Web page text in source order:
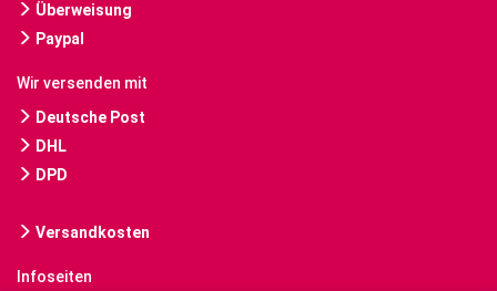
Überweisung
Paypal
Wir versenden mit
Deutsche Post
DHL
DPD
Versandkosten
Infoseiten